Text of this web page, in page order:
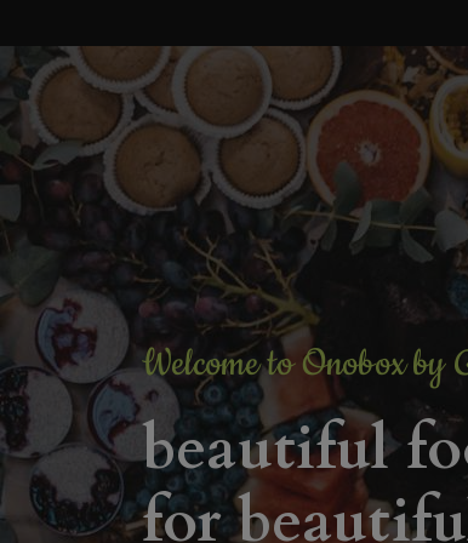
Welcome to Onobox by
beautiful
for